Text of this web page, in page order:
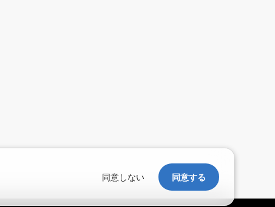
同意しない 同意する